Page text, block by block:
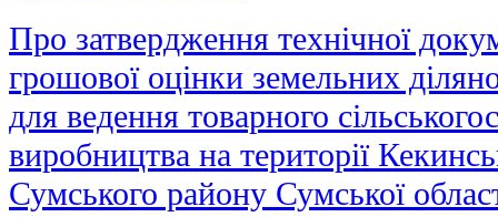
Про затвердження технічної
грошової оцінки земельних
для ведення товарного
виробництва на території
Сумського району Сумської